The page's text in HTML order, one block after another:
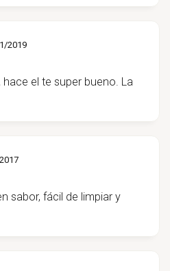
2019
el te super bueno. La
sabor, fácil de limpiar y